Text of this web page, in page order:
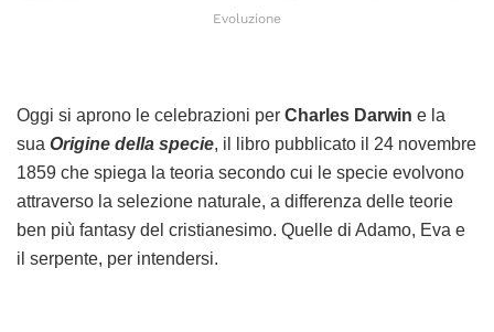
Evoluzione
Oggi si aprono le celebrazioni per Charles Darwin e la
sua Origine della specie, il libro pubblicato il 24 novembre
1859 che spiega la teoria secondo cui le specie evolvono
attraverso la selezione naturale, a differenza delle teorie
ben più fantasy del cristianesimo. Quelle di Adamo, Eva e
il serpente, per intendersi.